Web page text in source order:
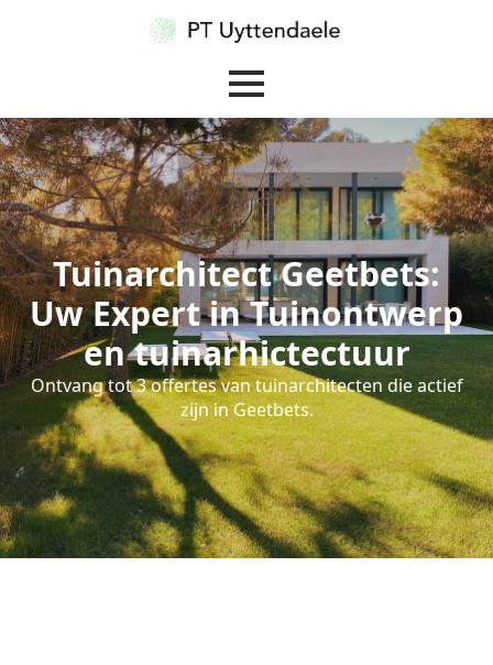
Tuinarchitect Geetbets:
Uw Expert in Tuinontwerp
en tuinarhictectuur
Ontvang tot 3 offertes van tuinarchitecten die actief
zijn in Geetbets.